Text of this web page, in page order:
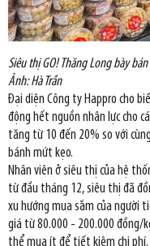
Siêu thị GO! Thăng Long bày
Ảnh: Hà Trần
Đại diện Công ty Happro cho
động hết nguồn nhân lực cho
tăng từ 10 đến 20% so với
bánh mứt kẹo.
Nhân viên ở siêu thị của hệ
từ đầu tháng 12, siêu thị đã
xu hướng mua sắm của người
giá từ 80.000 - 200.000 đồng/
thể mua ít để tiết kiệm chi phí.